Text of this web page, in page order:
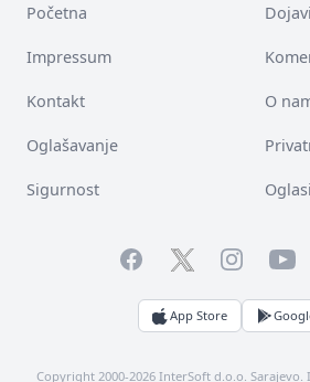
Početna
Impressum
Kontakt O
Oglašavanje
Sigurnost
FacebookTwitterInstagram
App Store
Copyright 2000-2026 InterSoft d.o.o. Sarajevo.